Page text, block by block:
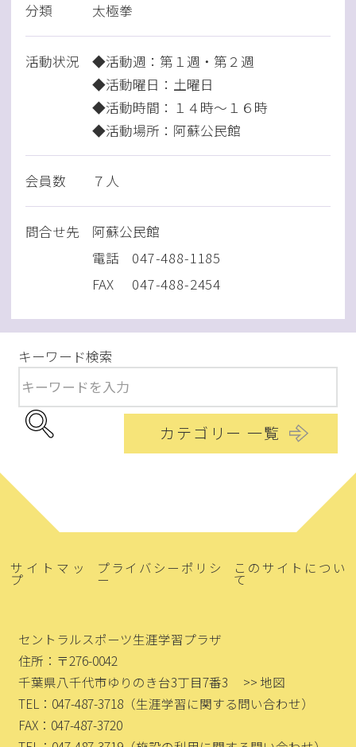
分類 太極拳
活動状況
◆活動週：第１週・第２週
◆活動曜日：土曜日
◆活動時間：１４時～１６時
◆活動場所：阿蘇公民館
会員数 ７人
問合せ先
阿蘇公民館
電話
047-488-1185
FAX
047-488-2454
キーワード検索
カテゴリー 一覧
サイトマッ
プ
プライバシーポリシ
ー
このサイトについ
て
セントラルスポーツ生涯学習プラザ
住所：〒276-0042
千葉県八千代市ゆりのき台3丁目7番3
>> 地図
TEL：047-487-3718 （生涯学習に関する問い合わせ）
FAX：047-487-3720